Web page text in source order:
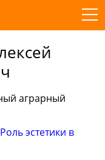
аграрный
Роль эстетики в